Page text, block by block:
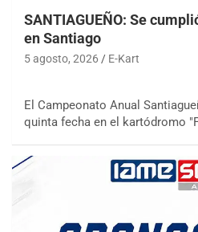
SANTIAGUEÑO: Se
en Santiago
5 agosto, 2026 E-Kart
El Campeonato Anual
quinta fecha en el kartódromo